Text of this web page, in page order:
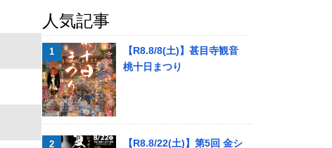
人気記事
【R8.8/8(土)】甚目寺観音
桃十日まつり
【R8.8/22(土)】第5回 金シ